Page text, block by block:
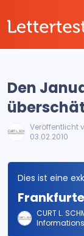
Den
Veröffentlicht
03.02.2010
Dies ist eine
CURT L.